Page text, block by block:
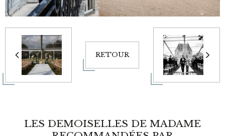
RETOUR
LES DEMOISELLES DE MADAME